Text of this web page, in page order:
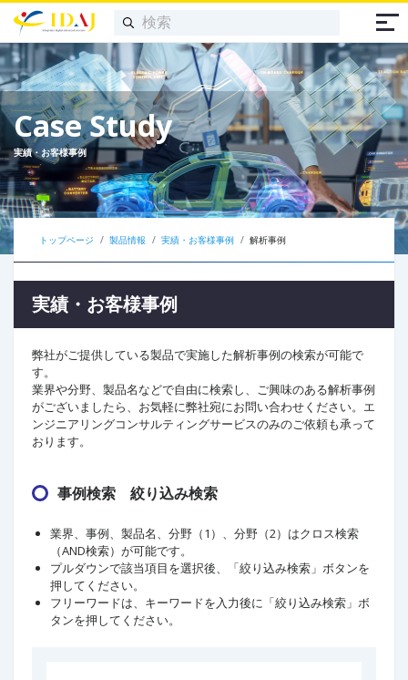
Case Study
実績・お客様事例
トップページ 製品情報 実績・お客様事例 解析事例
実績・お客様事例
弊社がご提供している製品で実施した解析事例の検索が可能で
す。
業界や分野、製品名などで自由に検索し、ご興味のある解析事例
がございましたら、お気軽に弊社宛にお問い合わせください。エ
ンジニアリングコンサルティングサービスのみのご依頼も承って
おります。
事例検索 絞り込み検索
業界、事例、製品名、分野（1）、分野（2）はクロス検索
（AND検索）が可能です。
プルダウンで該当項目を選択後、「絞り込み検索」ボタンを
押してください。
フリーワードは、キーワードを入力後に「絞り込み検索」ボ
タンを押してください。